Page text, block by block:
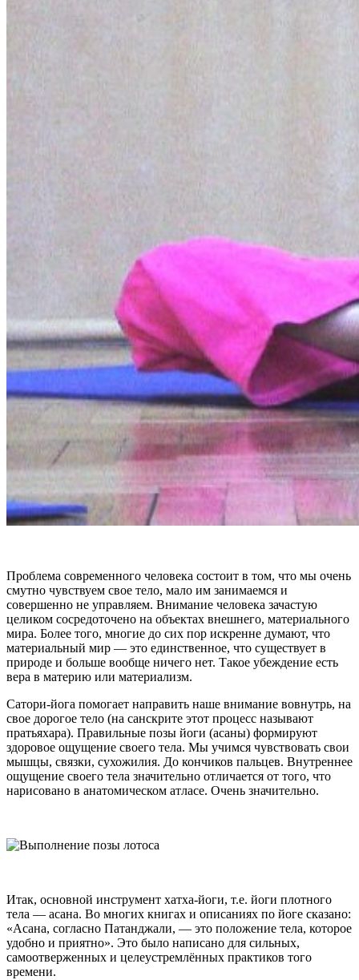
Проблема современного человека состоит в том, что мы очень
смутно чувствуем свое тело, мало им занимаемся и
совершенно не управляем. Внимание человека зачастую
целиком сосредоточено на объектах внешнего, материального
мира. Более того, многие до сих пор искренне думают, что
материальный мир — это единственное, что существует в
природе и больше вообще ничего нет. Такое убеждение есть
вера в материю или материализм.
Сатори-йога помогает направить наше внимание вовнутрь, на
свое дорогое тело (на санскрите этот процесс называют
пратьяхара). Правильные позы йоги (асаны) формируют
здоровое ощущение своего тела. Мы учимся чувствовать свои
мышцы, связки, сухожилия. До кончиков пальцев. Внутреннее
ощущение своего тела значительно отличается от того, что
нарисовано в анатомическом атласе. Очень значительно.
Итак, основной инструмент хатха-йоги, т.е. йоги плотного
тела — асана. Во многих книгах и описаниях по йоге сказано:
«Асана, согласно Патанджали, — это положение тела, которое
удобно и приятно». Это было написано для сильных,
самоотверженных и целеустремлённых практиков того
времени.